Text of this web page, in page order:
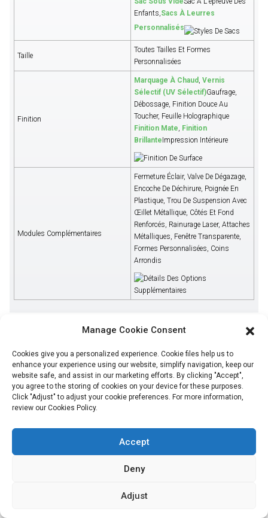
Enfants, Sacs À Leurres
Personnalisés
Taille
Toutes Tailles Et Formes
Personnalisées
Finition
Marquage À Chaud Vernis
Sélectif (UV Sélectif)Gaufrage,
Débossage, Finition Douce Au
Toucher, Feuille Holographique
Finition Mate Finition
BrillanteImpression Intérieure
Modules Complémentaires
Fermeture Éclair, Valve De Dégazage,
Encoche De Déchirure, Poignée En
Plastique, Trou De Suspension Avec
Œillet Métallique, Côtés Et Fond
Renforcés, Rainurage Laser, Attaches
Métalliques, Fenêtre Transparente,
Formes Personnalisées, Coins
Arrondis
Produit principal
Faites briller chaque produit : un emballage personnalisé qui se
démarque.
Manage Cookie Consent
Cookies give you a personalized experience. Cookie files help us to
enhance your experience using our website, simplify navigation, keep our
website safe, and assist in our marketing efforts. By clicking "Accept",
you agree to the storing of cookies on your device for these purposes.
Click "Adjust" to adjust your cookie preferences. For more information,
review our Cookies Policy.
Accept
Deny
Adjust